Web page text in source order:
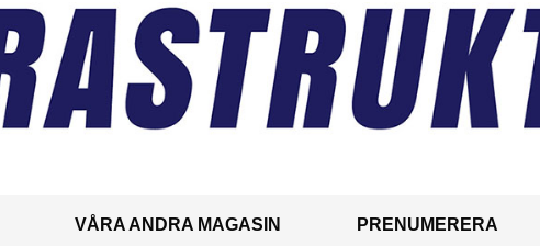
VÅRA ANDRA MAGASIN PRENUMERERA